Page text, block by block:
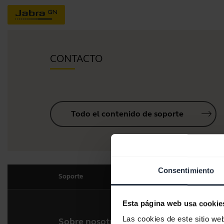
Consentimiento
Esta página web usa
Las cookies de este sitio
CONTACTO
Todo el contenido de soporte
Soporte
Sobre nosotros